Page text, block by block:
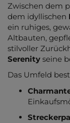
Zwischen dem
dem idyllischen
ein ruhiges,
Altbauten,
stilvoller
Serenity seine
Das Umfeld